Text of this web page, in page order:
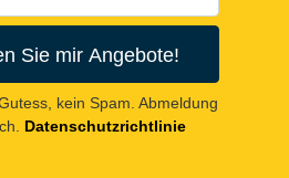
Sie mir Angebote!
kein Spam. Abmeldung
Datenschutzrichtlinie